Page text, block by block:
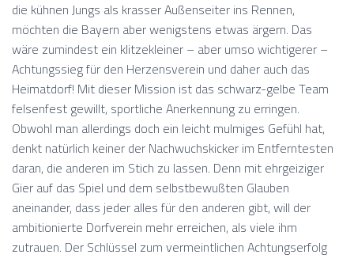
die kühnen Jungs als krasser Außenseiter ins Rennen,
möchten die Bayern aber wenigstens etwas ärgern. Das
wäre zumindest ein klitzekleiner – aber umso wichtigerer –
Achtungssieg für den Herzensverein und daher auch das
Heimatdorf! Mit dieser Mission ist das schwarz-gelbe Team
felsenfest gewillt, sportliche Anerkennung zu erringen.
Obwohl man allerdings doch ein leicht mulmiges Gefühl hat,
denkt natürlich keiner der Nachwuchskicker im Entferntesten
daran, die anderen im Stich zu lassen. Denn mit ehrgeiziger
Gier auf das Spiel und dem selbstbewußten Glauben
aneinander, dass jeder alles für den anderen gibt, will der
ambitionierte Dorfverein mehr erreichen, als viele ihm
zutrauen. Der Schlüssel zum vermeintlichen Achtungserfolg